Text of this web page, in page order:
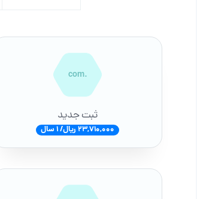
.com
ثبت جدید
23,710,000 ریال/ 1 سال